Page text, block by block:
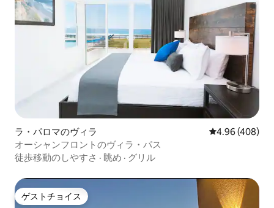
ラ・パロマのヴィラ レビュー408
4.96 (408)
オーシャンフロントのヴィラ・パス
徒歩移動のしやすさ · 眺め · グリル
ゲストチョイス
ゲストチョイス